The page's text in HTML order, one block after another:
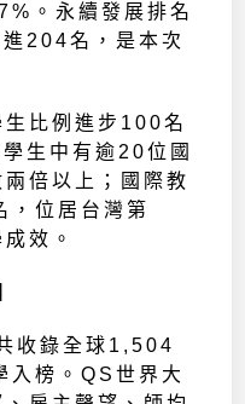
。永續發展排名
204名，是本次
生比例進步100名
生中有逾20位國
倍以上；國際教
，位居台灣第
效。
收錄全球1,504
入榜。QS世界大